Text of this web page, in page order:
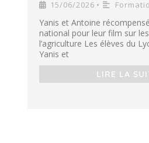
15/06/2026 •
Yanis et Antoine
national pour leur film sur
l’agriculture Les élèves du
Yanis et
LIRE LA